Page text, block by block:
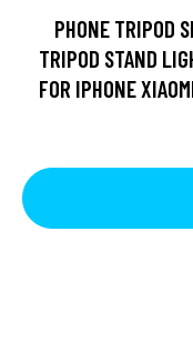
PHONE TRIPOD
TRIPOD STAND
FOR IPHONE